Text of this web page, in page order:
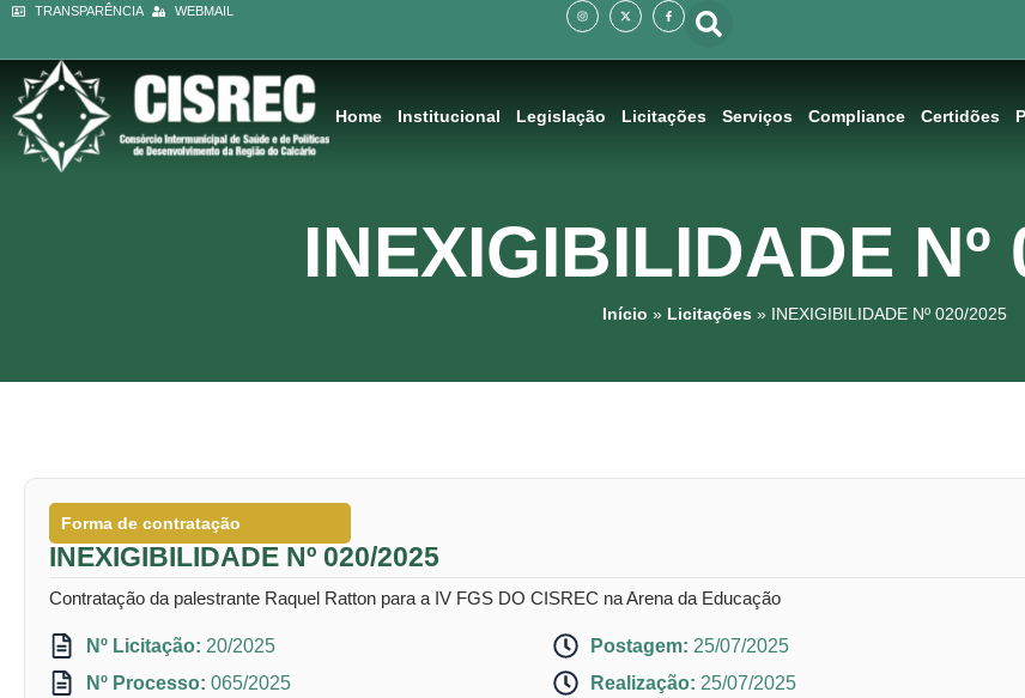
conteúdo
TRANSPARÊNCIA WEBMAIL
I
n
s
t
g
X
-
t
w
t
F
a
c
e
o
Home Institucional Legislação Licitações Serviços Compliance Certidões
INEXIGIBILIDADE Nº
Início » Licitações » INEXIGIBILIDADE Nº 020/2025
Forma de contratação
INEXIGIBILIDADE Nº 020/2025
Contratação da palestrante Raquel Ratton para a IV FGS DO CISREC na Arena da Educação
Nº Licitação: 20/2025
Nº Processo: 065/2025
Postagem: 25/07/2025
Realização: 25/07/2025